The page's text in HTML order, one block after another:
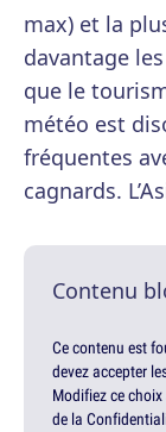
max) et la
davantage
que le
météo est
fréquentes
cagnards.
Contenu
Ce contenu est
devez accepter
Modifiez ce
de la